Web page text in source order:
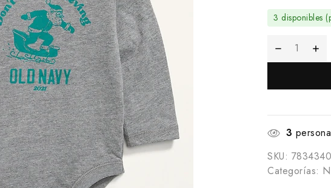
3 disponibles
3
SKU:
Categorías: